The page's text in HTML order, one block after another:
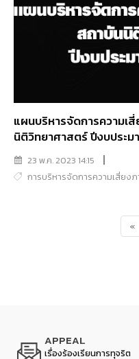
แผนบริหารจัดการความเ
นิติวิทยาศาสตร์ ปีงบประ
23 พ.ค. 2023 14:15
การบริหารจัดการความเสี่ยง
«
APPEAL
เรื่องร้องเรียนการทุจริต